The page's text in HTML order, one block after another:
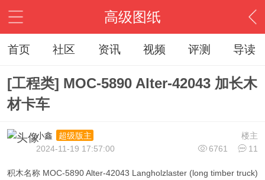
高级图纸
首页 社区 资讯 视频 评测 导读
[工程类] MOC-5890 Alter-42043 加长木
材卡车
楼主
小鑫
超级版主
6761
11
2024-11-19 17:57:00
积木名称 MOC-5890 Alter-42043 Langholzlaster (long timber truck)